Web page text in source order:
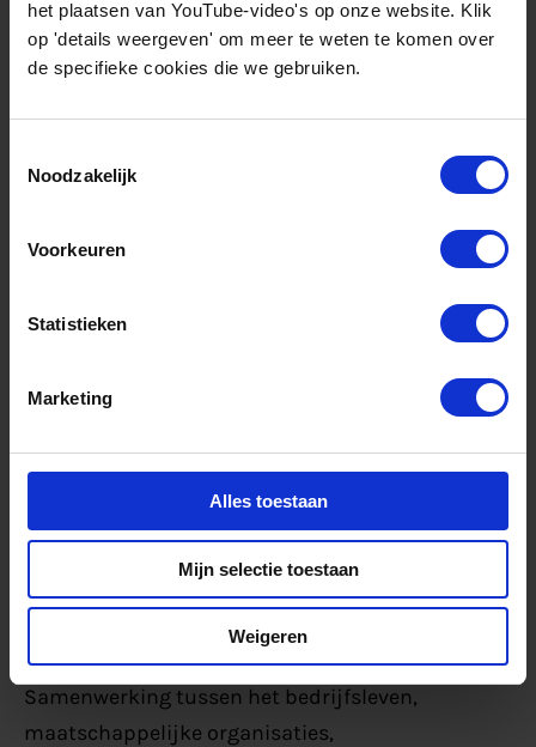
het plaatsen van YouTube-video's op onze website. Klik
op 'details weergeven' om meer te weten te komen over
de specifieke cookies die we gebruiken.
Noodzakelijk
Voorkeuren
Statistieken
Marketing
Alles toestaan
Mijn selectie toestaan
Weigeren
De handen ineen geslagen
In onze regio hebben het bedrijfsleven, en de
kennis- en onderwijsinstellingen de handen ineen
geslagen. Wij beseffen namelijk met elkaar dat er
meer nodig is dan een cursus hier of een training
willen we op
korte termijn een doorgaande leerlijn in de regio
Waterstofeconomie realiseren. Met opleidingen,
niveau. Onderwijsinstellingen in de regio werken
daarbij samen aan een gecoördineerde aanpak.
Samenwerking tussen het bedrijfsleven,
maatschappelijke organisaties,